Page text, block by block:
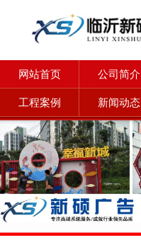
网站首页 公司简介
工程案例 新闻动态